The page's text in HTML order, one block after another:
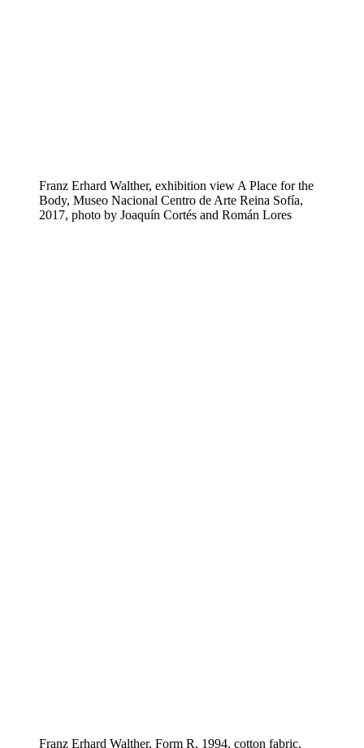
Franz Erhard Walther, exhibition view A Place for the
Body, Museo Nacional Centro de Arte Reina Sofía,
2017, photo by Joaquín Cortés and Román Lores
Franz Erhard Walther, Form R, 1994, cotton fabric,